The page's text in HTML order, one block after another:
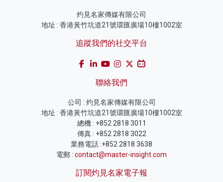
灼見名家傳媒有限公司
地址 : 香港黃竹坑道21號環匯廣場10樓1002室
追蹤我們的社交平台
聯絡我們
公司 : 灼見名家傳媒有限公司
地址 : 香港黃竹坑道21號環匯廣場10樓1002室
總機 : +852 2818 3011
傳真 : +852 2818 3022
業務電話 :+852 2818 3638
電郵 : contact@master-insight.com
訂閱灼見名家電子報